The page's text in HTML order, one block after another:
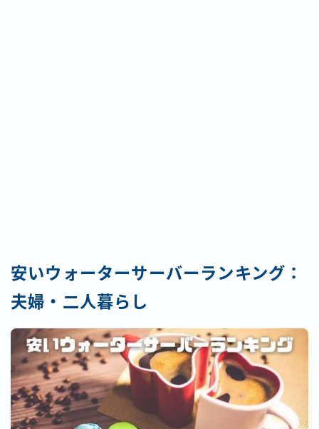
安いウォーターサーバーランキング：
夫婦・二人暮らし